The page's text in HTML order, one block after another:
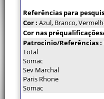
Referências para
Cor : Azul, Branco,
Cor nas
Patrocinio/Referências :
Total
Somac
Sev Marchal
Paris Rhone
Somac